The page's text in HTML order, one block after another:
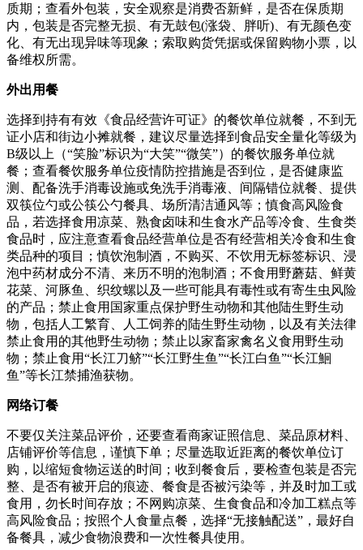
质期；查看外包装，安全观察是消费否新鲜，是否在保质期
内，包装是否完整无损、有无鼓包(涨袋、胖听)、有无颜色变
化、有无出现异味等现象；索取购货凭据或保留购物小票，以
备维权所需。
外出用餐
选择到持有有效《食品经营许可证》的餐饮单位就餐，不到无
证小店和街边小摊就餐，建议尽量选择到食品安全量化等级为
B级以上（“笑脸”标识为“大笑”“微笑”）的餐饮服务单位就
餐；查看餐饮服务单位疫情防控措施是否到位，是否健康监
测、配备洗手消毒设施或免洗手消毒液、间隔错位就餐、提供
双筷位勺或公筷公勺餐具、场所清洁通风等；慎食高风险食
品，若选择食用凉菜、熟食卤味和生食水产品等冷食、生食类
食品时，应注意查看食品经营单位是否有经营相关冷食和生食
类品种的项目；慎饮泡制酒，不购买、不饮用无标签标识、浸
泡中药材成分不清、来历不明的泡制酒；不食用野蘑菇、鲜黄
花菜、河豚鱼、织纹螺以及一些可能具有毒性或有寄生虫风险
的产品；禁止食用国家重点保护野生动物和其他陆生野生动
物，包括人工繁育、人工饲养的陆生野生动物，以及有关法律
禁止食用的其他野生动物；禁止以家畜家禽名义食用野生动
物；禁止食用“长江刀鲚”“长江野生鱼”“长江白鱼”“长江鮰
鱼”等长江禁捕渔获物。
网络订餐
不要仅关注菜品评价，还要查看商家证照信息、菜品原材料、
店铺评价等信息，谨慎下单；尽量选取近距离的餐饮单位订
购，以缩短食物运送的时间；收到餐食后，要检查包装是否完
整、是否有被开启的痕迹、餐食是否被污染等，并及时加工或
食用，勿长时间存放；不网购凉菜、生食食品和冷加工糕点等
高风险食品；按照个人食量点餐，选择“无接触配送”，最好自
备餐具，减少食物浪费和一次性餐具使用。